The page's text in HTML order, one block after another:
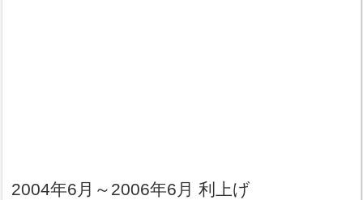
2004年6月～2006年6月 利上げ